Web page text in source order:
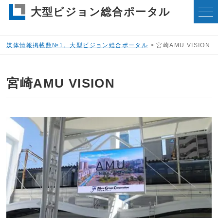
大型ビジョン総合ポータル
媒体情報掲載数№1。大型ビジョン総合ポータル >宮崎AMU VISION
宮崎AMU VISION